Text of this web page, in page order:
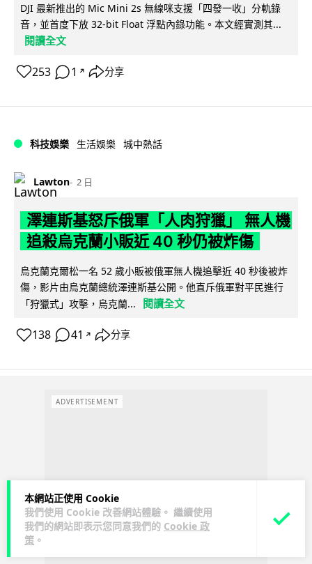
本網站正使用 Cookie
我們使用 Cookie 改善網站體驗。 繼續使用
我們的網站即表示您同意我們的 Cookie 政
策 。
DJI 最新推出的 Mic Mini 2s 無線咪支援「四發一收」分軌錄
音，並首度下放 32-bit Float 浮點內錄功能。本文經實測其...
閱讀全文
253 1 ↗ 分享
科技娛樂 生活娛樂 城中熱話
Lawton 2 日
澤連斯基怒斥俄軍「人肉狩獵」 無人機
追殺烏克蘭小販近 40 秒仍被炸傷
烏克蘭克爾松一名 52 歲小販被俄軍無人機追擊近 40 秒後被炸
傷，影片由烏克蘭總統澤連斯基公開。他直斥俄軍對平民進行
「狩獵式」攻擊，烏克蘭...
閱讀全文
138 41 ↗ 分享
ADVERTISEMENT